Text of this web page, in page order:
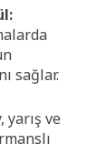
sağlar.
yarış ve